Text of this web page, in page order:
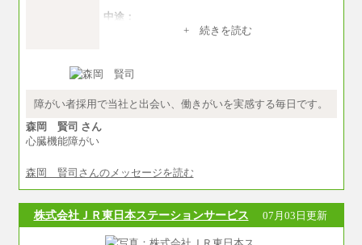
中途：
（１）～（４）274,000円（月給）～
※業務内容・勤務形態に応じて、上記給与の範
※試用期間中も給与に変更はございません
+ 続きを読む
障がい者採用で当社と出会い、働きがいを実感する毎日です。
森岡 賢司 さん
心臓機能障がい
森岡 賢司さんのメッセージを読む
株式会社ＪＲ東日本ステーションサービス 07月03日更新